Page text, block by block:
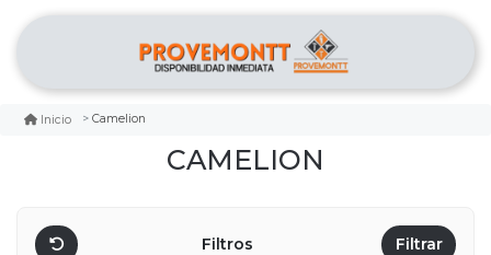
Inicio Camelion
CAMELION
Filtros Filtrar